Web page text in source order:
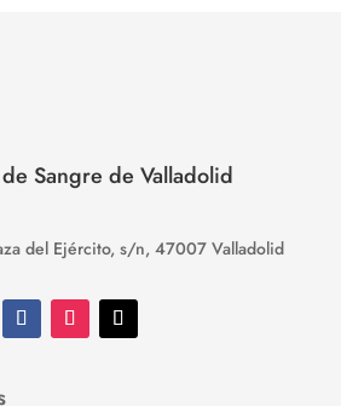
Sangre de Valladolid
del Ejército, s/n, 47007 Valladolid